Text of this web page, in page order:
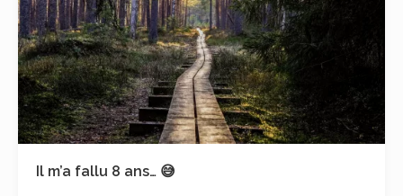
Il m’a fallu 8 ans… 😅